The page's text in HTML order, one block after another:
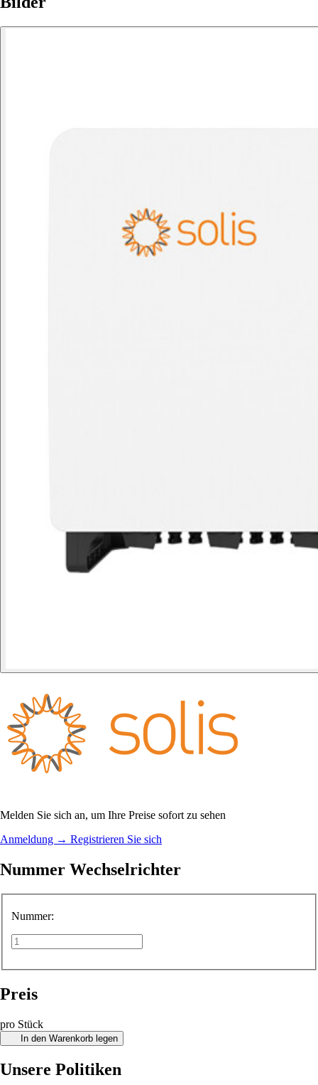
Melden Sie sich an, um Ihre Preise sofort zu sehen
Anmeldung → Registrieren Sie sich
Nummer Wechselrichter
Nummer:
Preis
pro Stück
In den Warenkorb legen
Unsere Politiken